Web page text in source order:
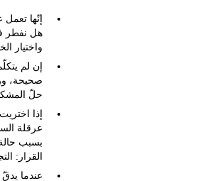
إنّها
هل نفطر
واختيار
إن لم
صحيحة،
حلّ
إذا
عرقلة
بسبب
القرار:
عندما يدقّ